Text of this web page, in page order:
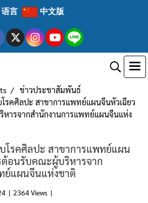
语言 中文版
ข่าวประชาสัมพันธ์
รคศิลปะ สาขาการแพทย์แผนจีนหัวเฉียว
ารจากสำนักงานการแพทย์แผนจีนแห่ง
โรคศิลปะ สาขาการแพทย์แผน
ต้อนรับคณะผู้บริหารจาก
ย์แผนจีนแห่งชาติ
| 2364 Views |